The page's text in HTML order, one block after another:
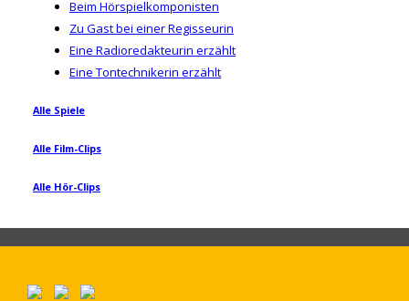
Beim Hörspielkomponisten
Zu Gast bei einer Regisseurin
Eine Radioredakteurin erzählt
Eine Tontechnikerin erzählt
Alle Spiele
Alle Film-Clips
Alle Hör-Clips